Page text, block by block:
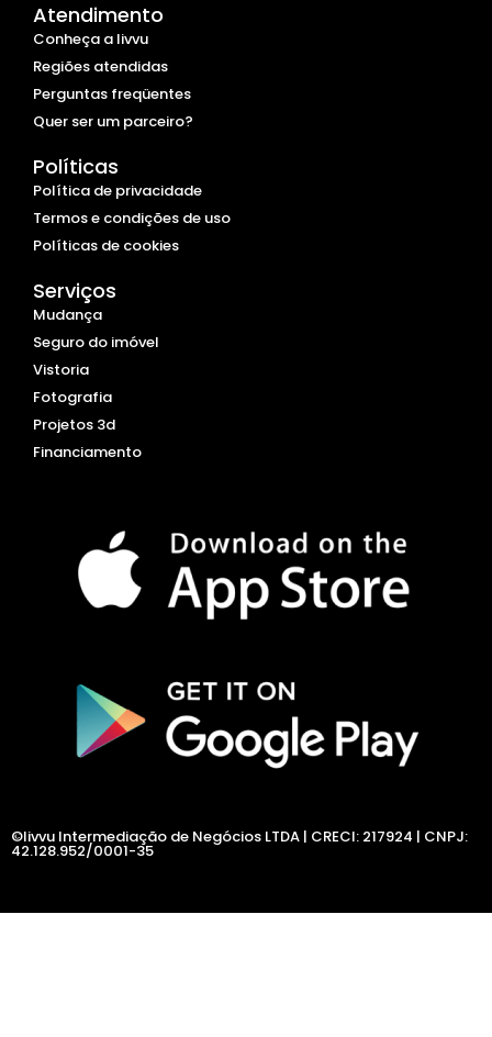
Atendimento
Conheça a livvu
Regiões atendidas
Perguntas freqüentes
Quer ser um parceiro?
Políticas
Política de privacidade
Termos e condições de uso
Políticas de cookies
Serviços
Mudança
Seguro do imóvel
Vistoria
Fotografia
Projetos 3d
Financiamento
©livvu Intermediação de Negócios LTDA | CRECI: 217924 | CNPJ:
42.128.952/0001-35